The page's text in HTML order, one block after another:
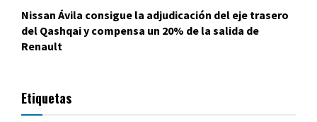
Nissan Ávila consigue la adjudicación del eje trasero
del Qashqai y compensa un 20% de la salida de
Renault
Etiquetas